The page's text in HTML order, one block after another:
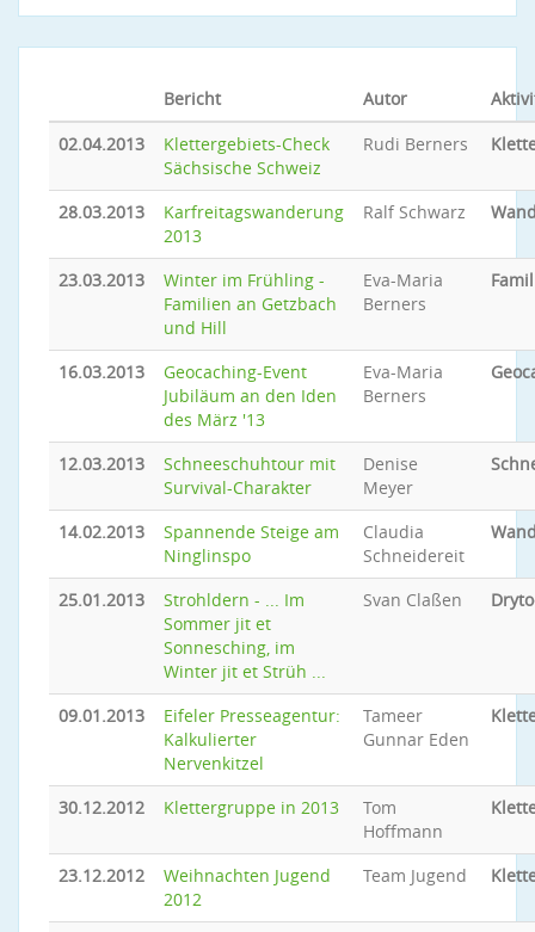
Bericht Autor
02.04.2013
Klettergebiets-Check
Sächsische Schweiz
Rudi Berners
28.03.2013
Karfreitagswanderung
2013
Ralf Schwarz
23.03.2013
Winter im Frühling -
Familien an Getzbach
und Hill
Eva-Maria
Berners
16.03.2013
Geocaching-Event
Jubiläum an den Iden
des März '13
Eva-Maria
Berners
12.03.2013
Schneeschuhtour mit
Survival-Charakter
Denise
Meyer
14.02.2013
Spannende Steige am
Ninglinspo
Claudia
Schneidereit
25.01.2013
Strohldern - ... Im
Sommer jit et
Sonnesching, im
Winter jit et Strüh ...
Svan Claßen
09.01.2013
Eifeler Presseagentur:
Kalkulierter
Nervenkitzel
Tameer
Gunnar Eden
30.12.2012 Klettergruppe in 2013
Tom
Hoffmann
23.12.2012
Weihnachten Jugend
2012
Team Jugend